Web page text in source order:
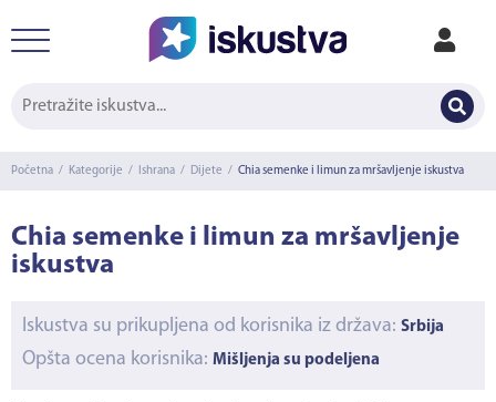
Početna / Kategorije / Ishrana / Dijete / Chia semenke i limun za mršavljenje iskustva
Chia semenke i limun za mršavljenje
iskustva
Iskustva su prikupljena od korisnika iz država: Srbija
Opšta ocena korisnika: Mišljenja su podeljena